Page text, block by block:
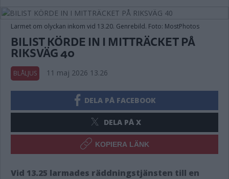
Larmet om olyckan inkom vid 13.20. Genrebild. Foto: MostPhotos
BILIST KÖRDE IN I MITTRÄCKET PÅ
RIKSVÄG 40
BLÅLJUS 11 maj 2026 13.26
DELA PÅ FACEBOOK
DELA PÅ X
KOPIERA LÄNK
Vid 13.25 larmades räddningstjänsten till en